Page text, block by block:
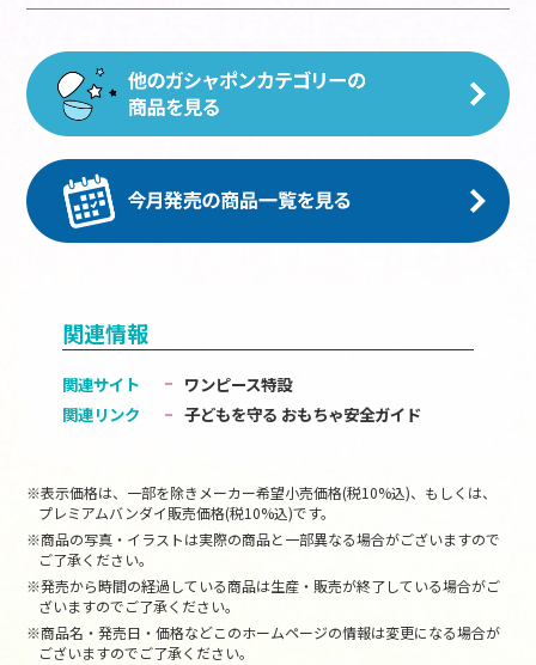
関連情報
関連サイト
ワンピース特設
関連リンク
子どもを守る おもちゃ安全ガイド
※表示価格は、一部を除きメーカー希望小売価格(税10%込)、もしくは、
プレミアムバンダイ販売価格(税10%込)です。
※商品の写真・イラストは実際の商品と一部異なる場合がございますので
ご了承ください。
※発売から時間の経過している商品は生産・販売が終了している場合がご
ざいますのでご了承ください。
※商品名・発売日・価格などこのホームページの情報は変更になる場合が
ございますのでご了承ください。